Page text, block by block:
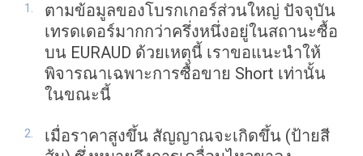
ตามข้อมูลของโบรกเกอร์ส่วนใหญ่ ปัจจุบัน
เทรดเดอร์มากกว่าครึ่งหนึ่งอยู่ในสถานะซื้อ
บน EURAUD ด้วยเหตุนี้ เราขอแนะนำให้
พิจารณาเฉพาะการซื้อขาย Short เท่านั้น
ในขณะนี้
เมื่อราคาสูงขึ้น สัญญาณจะเกิดขึ้น (ป้ายสี